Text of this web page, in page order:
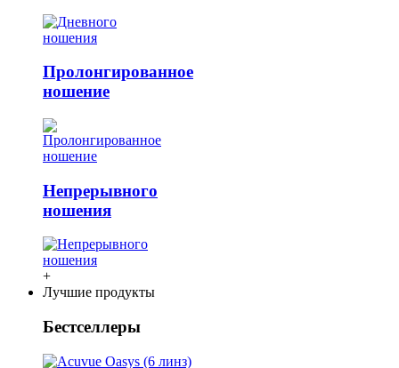
Пролонгированное
ношение
Непрерывного
ношения
+
Лучшие продукты
Бестселлеры